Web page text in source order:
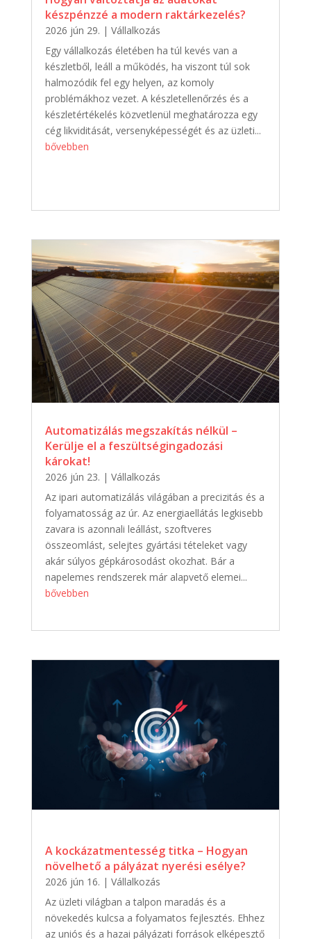
készpénzzé a modern raktárkezelés?
2026 jún 29. | Vállalkozás
Egy vállalkozás életében ha túl kevés van a
készletből, leáll a működés, ha viszont túl sok
halmozódik fel egy helyen, az komoly
problémákhoz vezet. A készletellenőrzés és a
készletértékelés közvetlenül meghatározza egy
cég likviditását, versenyképességét és az üzleti...
bővebben
Automatizálás megszakítás nélkül –
Kerülje el a feszültségingadozási
károkat!
2026 jún 23. | Vállalkozás
Az ipari automatizálás világában a precizitás és a
folyamatosság az úr. Az energiaellátás legkisebb
zavara is azonnali leállást, szoftveres
összeomlást, selejtes gyártási tételeket vagy
akár súlyos gépkárosodást okozhat. Bár a
napelemes rendszerek már alapvető elemei...
bővebben
A kockázatmentesség titka – Hogyan
növelhető a pályázat nyerési esélye?
2026 jún 16. | Vállalkozás
Az üzleti világban a talpon maradás és a
növekedés kulcsa a folyamatos fejlesztés. Ehhez
az uniós és a hazai pályázati források elképesztő